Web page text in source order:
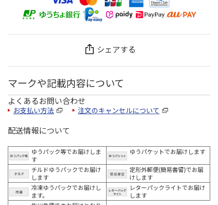
シェアする
マークや記載内容について
よくあるお問い合わせ
お支払い方法 注文のキャンセルについて
配送情報について
ゆうパック等でお届けしま
す
ゆうパケットでお届けします
チルドゆうパックでお届け
します
定形外郵便(簡易書留)でお届
けします
冷凍ゆうパックでお届けし
ます。
レターパックライトでお届け
します